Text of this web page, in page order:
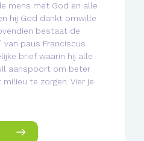
mens met God en alle
hij God dankt omwille
bestaat de
van paus Franciscus
brief waarin hij alle
aanspoort om beter
te zorgen. Vier je